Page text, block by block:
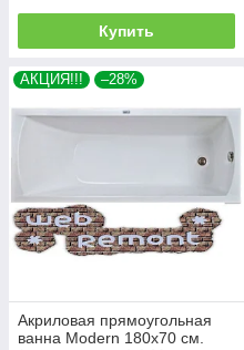
Купить
АКЦИЯ!!! –28%
Акриловая прямоугольная
ванна Modern 180х70 см.